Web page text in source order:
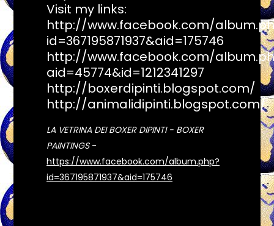
Visit my links:
http://www.facebook.com/
id=367195871937&aid=175746
http://www.facebook.com/
aid=45774&id=1212341297
http://boxerdipinti.blogspot.com/
http://animalidipinti.blogspot.com/
LA VETRINA DEI BOXER DIPINTI - BOXER
PAINTINGS-
https://www.facebook.com/album.php?
id=367195871937&aid=175746